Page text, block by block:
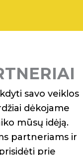
savo veiklos
dėkojame
mūsų idėją.
partneriams ir
prie